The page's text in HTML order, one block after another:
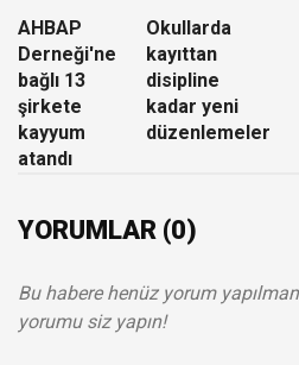
AHBAP
Derneği'ne
bağlı 13
şirkete
kayyum
atandı
Okullarda
kayıttan
disipline
kadar yeni
düzenlemeler
YORUMLAR (0)
Bu habere henüz yorum
yorumu siz yapın!